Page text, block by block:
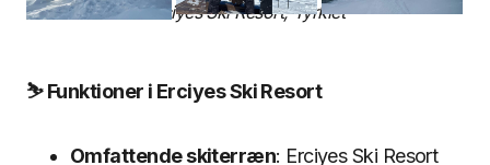
Erciyes Ski Resort, Tyrkiet
⛷️ Funktioner i Erciyes Ski Resort
Omfattende skiterræn: Erciyes Ski Resort